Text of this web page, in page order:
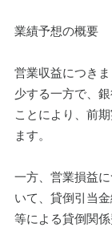
業績予想の概要
営業収益につき
少する一方で、
ことにより、前
ます。
一方、営業損益
いて、貸倒引当
等による貸倒関